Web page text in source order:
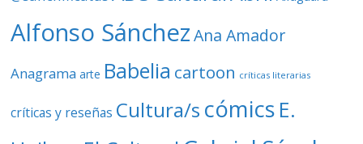
Alfonso Sánchez Ana Amador
Anagrama arte Babelia cartoon críticas literarias
críticas y reseñas Cultura/s cómics E.